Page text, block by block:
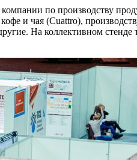
по производству
и чая (Cuattro),
На коллективном стенде